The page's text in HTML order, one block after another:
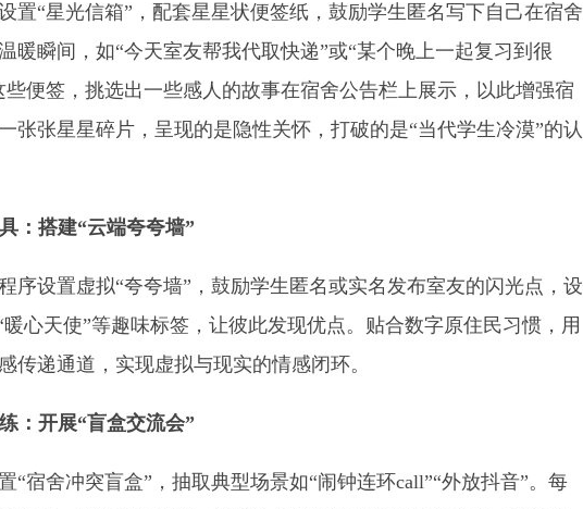
置“星光信箱”，配套星星状便签纸，鼓励学生匿名写下自己在宿舍
暖瞬间，如“今天室友帮我代取快递”或“某个晚上一起复习到很
些便签，挑选出一些感人的故事在宿舍公告栏上展示，以此增强宿
张张星星碎片，呈现的是隐性关怀，打破的是“当代学生冷漠”的认
：搭建“云端夸夸墙”
序设置虚拟“夸夸墙”，鼓励学生匿名或实名发布室友的闪光点，设
暖心天使”等趣味标签，让彼此发现优点。贴合数字原住民习惯，用
传递通道，实现虚拟与现实的情感闭环。
：开展“盲盒交流会”
“宿舍冲突盲盒”，抽取典型场景如“闹钟连环call”“外放抖音”。每